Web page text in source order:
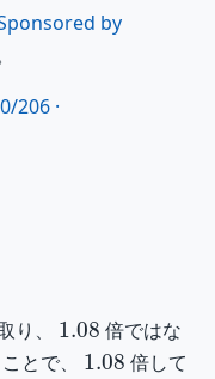
by
206 ·
り、
倍ではな
とで、
1.08
倍して